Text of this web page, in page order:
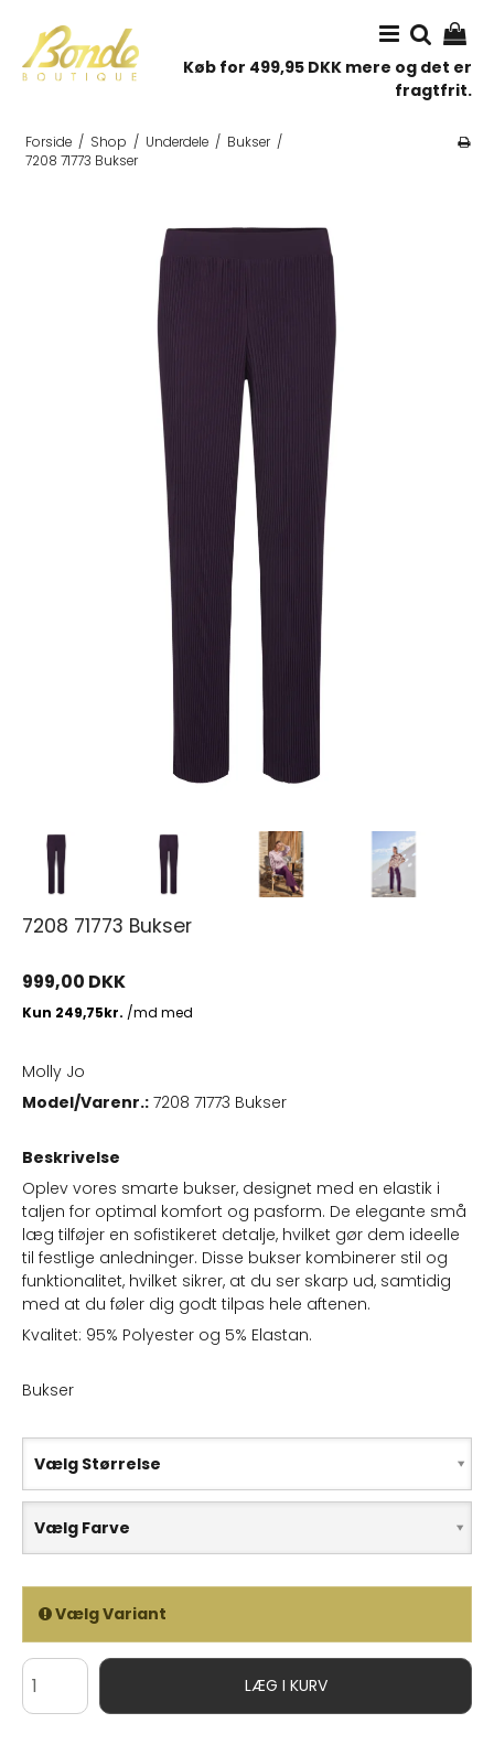
Køb for 499,95 DKK mere og det er
fragtfrit.
Forside / Shop / Underdele / Bukser /
7208 71773 Bukser
7208 71773 Bukser
999,00 DKK
Molly Jo
Model/Varenr.: 7208 71773 Bukser
Beskrivelse
Oplev vores smarte bukser, designet med en elastik i
taljen for optimal komfort og pasform. De elegante små
læg tilføjer en sofistikeret detalje, hvilket gør dem ideelle
til festlige anledninger. Disse bukser kombinerer stil og
funktionalitet, hvilket sikrer, at du ser skarp ud, samtidig
med at du føler dig godt tilpas hele aftenen.
Kvalitet: 95% Polyester og 5% Elastan.
Bukser
Vælg Størrelse
Vælg Farve
Vælg Variant
LÆG I KURV